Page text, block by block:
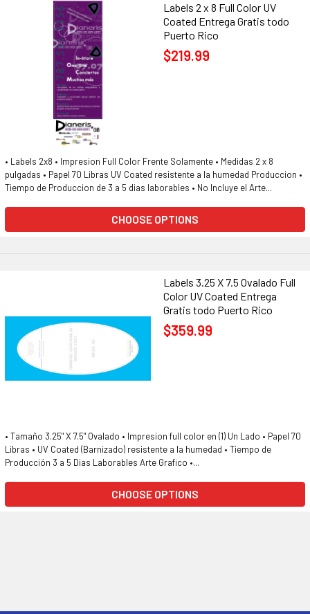
Labels 2 x 8 Full Color UV
Coated Entrega Gratis todo
Puerto Rico
$219.99
• Labels 2x8 • Impresion Full Color Frente Solamente • Medidas 2 x 8
pulgadas • Papel 70 Libras UV Coated resistente a la humedad Produccion •
Tiempo de Produccion de 3 a 5 dias laborables • No Incluye el Arte...
CHOOSE OPTIONS
Labels 3.25 X 7.5 Ovalado Full
Color UV Coated Entrega
Gratis todo Puerto Rico
$359.99
• Tamaño 3.25" X 7.5" Ovalado • Impresion full color en (1) Un Lado • Papel 70
Libras • UV Coated (Barnizado) resistente a la humedad • Tiempo de
Producción 3 a 5 Dias Laborables Arte Grafico •...
CHOOSE OPTIONS